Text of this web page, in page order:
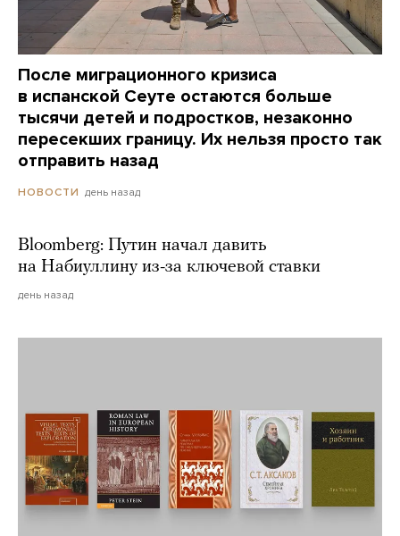
После миграционного кризиса
в испанской Сеуте остаются больше
тысячи детей и подростков, незаконно
пересекших границу. Их нельзя просто так
отправить назад
НОВОСТИ день назад
Bloomberg: Путин начал давить
на Набиуллину из-за ключевой ставки
день назад